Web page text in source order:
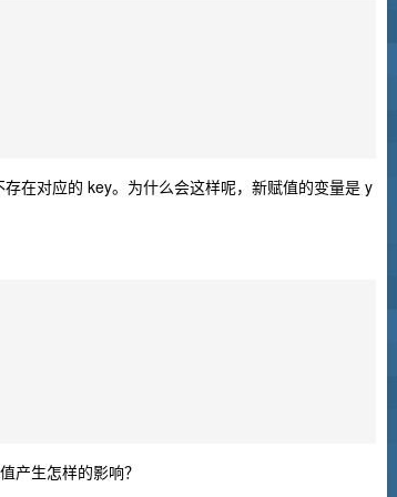
在对应的 key。为什么会这样呢，新赋值的变量是 y
产生怎样的影响？